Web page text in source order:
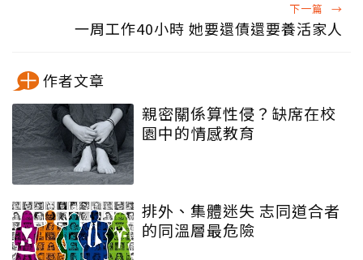
下一篇 →
一周工作40小時 她要還債還要養活家人
作者文章
親密關係算性侵？缺席在校
園中的情感教育
排外、集體迷失 志同道合者
的同溫層最危險